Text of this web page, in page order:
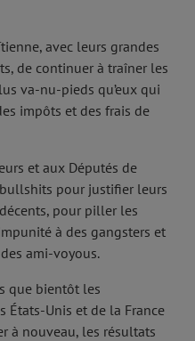
avec leurs grandes
de continuer à traîner les
va-nu-pieds qu’eux qui
impôts et des frais de
et aux Députés de
pour justifier leurs
pour piller les
à des gangsters et
ami-voyous.
que bientôt les
États-Unis et de la France
à nouveau, les résultats